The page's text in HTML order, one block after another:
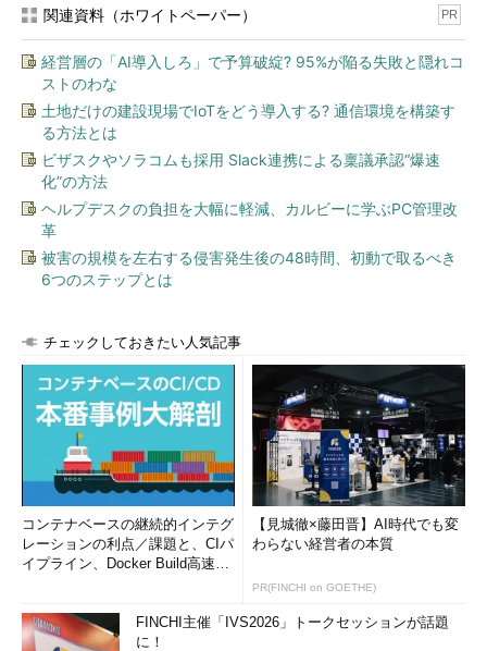
00000020 34 350D 0D45..
UNIX形式またはMac形式のテキスト・ファイルをWindowsの
メモ帳で開くと、改行コードが無視され、次のように1行につな
存されている。表示や操作が少しおかしくなるだけである）。
本来ならば4行で表示されるはずが、このように1
行につながって表示されてしまう。特にMac形式
のテキストの場合は、全選択してコピーし、例え
ばWord 2000に貼り付けると正しく4行になった
ように見えるが、行末移動キー（［End］キー）
を押すと、本来の行末記号（折れ曲がった矢印記
号）を越えた位置までカーソルが移動したり、表
に変換すると1行になってしまったりするなど、
少々変わった挙動を示すことがある。
このように、アプリケーションによってはMS-DOS／Windows
形式（以下DOS形式）ではない改行コードをうまく扱えない場合
がある。このような不具合を避けるため、Windows OS上で作業
をする場合は、可能ならばDOS形式に変換しておくとよい。
関連資料（ホワイトペーパー） PR
経営層の「AI導入しろ」で予算破綻? 95%が陥る失敗と隠れコ
ストのわな
土地だけの建設現場でIoTをどう導入する? 通信環境を構築す
る方法とは
ビザスクやソラコムも採用 Slack連携による稟議承認“爆速
化”の方法
ヘルプデスクの負担を大幅に軽減、カルビーに学ぶPC管理改
革
被害の規模を左右する侵害発生後の48時間、初動で取るべき
6つのステップとは
チェックしておきたい人気記事
コンテナベースの継続的インテグ
レーションの利点／課題と、CIパ
イプライン、Docker Build高速化
【見城徹×藤田晋】AI時代でも変
わらない経営者の本質
PR(FINCHI on GOETHE)
FINCHI主催「IVS2026」トークセッションが話題
に！